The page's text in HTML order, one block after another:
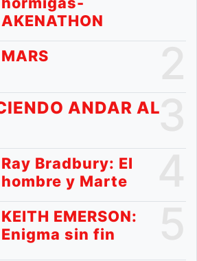
AKENATHON
MARS
3
ANDAR AL
Ray Bradbury: El
hombre y Marte
KEITH EMERSON:
Enigma sin fin